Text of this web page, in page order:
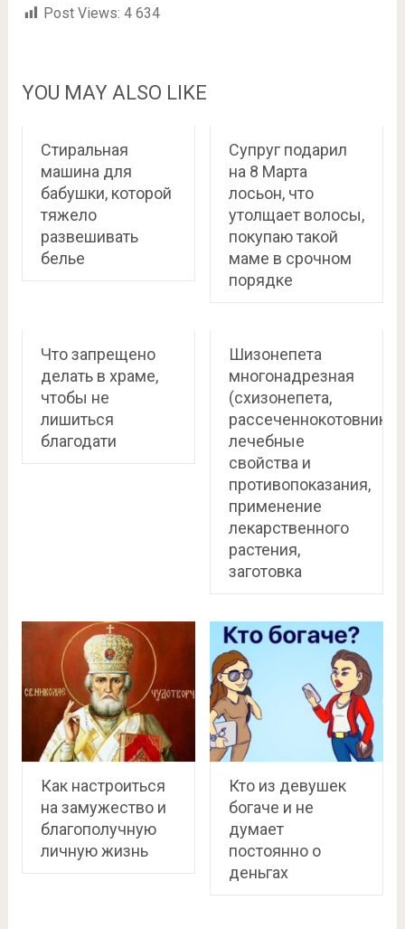
Post Views: 4 634
YOU MAY ALSO LIKE
Стиральная
машина для
бабушки, которой
тяжело
развешивать
белье
Супруг подарил
на 8 Марта
лосьон, что
утолщает волосы,
покупаю такой
маме в срочном
порядке
Что запрещено
делать в храме,
чтобы не
лишиться
благодати
Шизонепета
многонадрезная
(схизонепета,
рассеченнокотовник):
лечебные
свойства и
противопоказания,
применение
лекарственного
растения,
заготовка
Как настроиться
на замужество и
благополучную
личную жизнь
Кто из девушек
богаче и не
думает
постоянно о
деньгах